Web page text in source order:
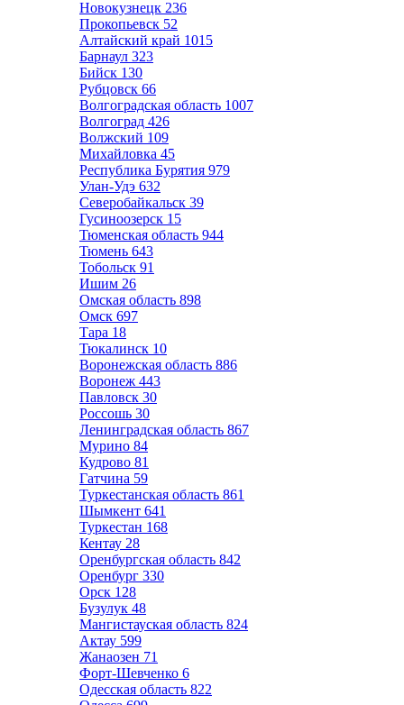
Новокузнецк 236
Прокопьевск 52
Алтайский край 1015
Барнаул 323
Бийск 130
Рубцовск 66
Волгоградская область 1007
Волгоград 426
Волжский 109
Михайловка 45
Республика Бурятия 979
Улан-Удэ 632
Северобайкальск 39
Гусиноозерск 15
Тюменская область 944
Тюмень 643
Тобольск 91
Ишим 26
Омская область 898
Омск 697
Тара 18
Тюкалинск 10
Воронежская область 886
Воронеж 443
Павловск 30
Россошь 30
Ленинградская область 867
Мурино 84
Кудрово 81
Гатчина 59
Туркестанская область 861
Шымкент 641
Туркестан 168
Кентау 28
Оренбургская область 842
Оренбург 330
Орск 128
Бузулук 48
Мангистауская область 824
Актау 599
Жанаозен 71
Форт-Шевченко 6
Одесская область 822